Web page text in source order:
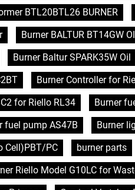
BTL20BTL26 BURNER
Burner BALTUR BT14GW
Burner Baltur SPARK35W Oil
Burner Controller for
for Riello RL34
Burner
fuel pump AS47B
Burner
Cell)PBT/PC
burner parts
Riello Model G10LC for